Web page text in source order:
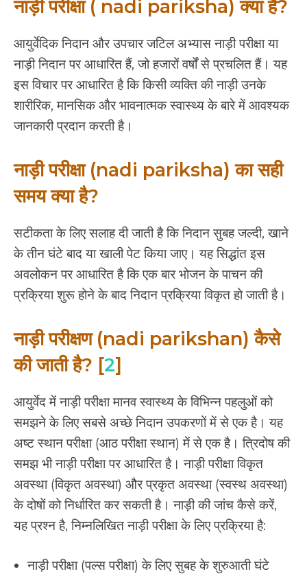
नाड़ी परीक्षा ( nadi pariksha) क्या है?
आयुर्वेदिक निदान और उपचार जटिल अभ्यास नाड़ी परीक्षा या
नाड़ी निदान पर आधारित हैं, जो हजारों वर्षों से प्रचलित हैं। यह
इस विचार पर आधारित है कि किसी व्यक्ति की नाड़ी उनके
शारीरिक, मानसिक और भावनात्मक स्वास्थ्य के बारे में आवश्यक
जानकारी प्रदान करती है।
नाड़ी परीक्षा (nadi pariksha) का सही
समय क्या है?
सटीकता के लिए सलाह दी जाती है कि निदान सुबह जल्दी, खाने
के तीन घंटे बाद या खाली पेट किया जाए। यह सिद्धांत इस
अवलोकन पर आधारित है कि एक बार भोजन के पाचन की
प्रक्रिया शुरू होने के बाद निदान प्रक्रिया विकृत हो जाती है।
नाड़ी परीक्षण (nadi parikshan) कैसे
की जाती है? [2]
आयुर्वेद में नाड़ी परीक्षा मानव स्वास्थ्य के विभिन्न पहलुओं को
समझने के लिए सबसे अच्छे निदान उपकरणों में से एक है। यह
अष्ट स्थान परीक्षा (आठ परीक्षा स्थान) में से एक है। त्रिदोष की
समझ भी नाड़ी परीक्षा पर आधारित है। नाड़ी परीक्षा विकृत
अवस्था (विकृत अवस्था) और प्रकृत अवस्था (स्वस्थ अवस्था)
के दोषों को निर्धारित कर सकती है। नाड़ी की जांच कैसे करें,
यह प्रश्न है, निम्नलिखित नाड़ी परीक्षा के लिए प्रक्रिया है:
नाड़ी परीक्षा (पल्स परीक्षा) के लिए सुबह के शुरुआती घंटे